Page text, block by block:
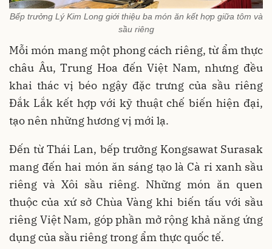
Bếp trưởng Lý Kim Long giới thiệu ba món ăn kết hợp giữa tôm và
sầu riêng
Mỗi món mang một phong cách riêng, từ ẩm thực
châu Âu, Trung Hoa đến Việt Nam, nhưng đều
khai thác vị béo ngậy đặc trưng của sầu riêng
Đắk Lắk kết hợp với kỹ thuật chế biến hiện đại,
tạo nên những hương vị mới lạ.
Đến từ Thái Lan, bếp trưởng Kongsawat Surasak
mang đến hai món ăn sáng tạo là Cà ri xanh sầu
riêng và Xôi sầu riêng. Những món ăn quen
thuộc của xứ sở Chùa Vàng khi biến tấu với sầu
riêng Việt Nam, góp phần mở rộng khả năng ứng
dụng của sầu riêng trong ẩm thực quốc tế.